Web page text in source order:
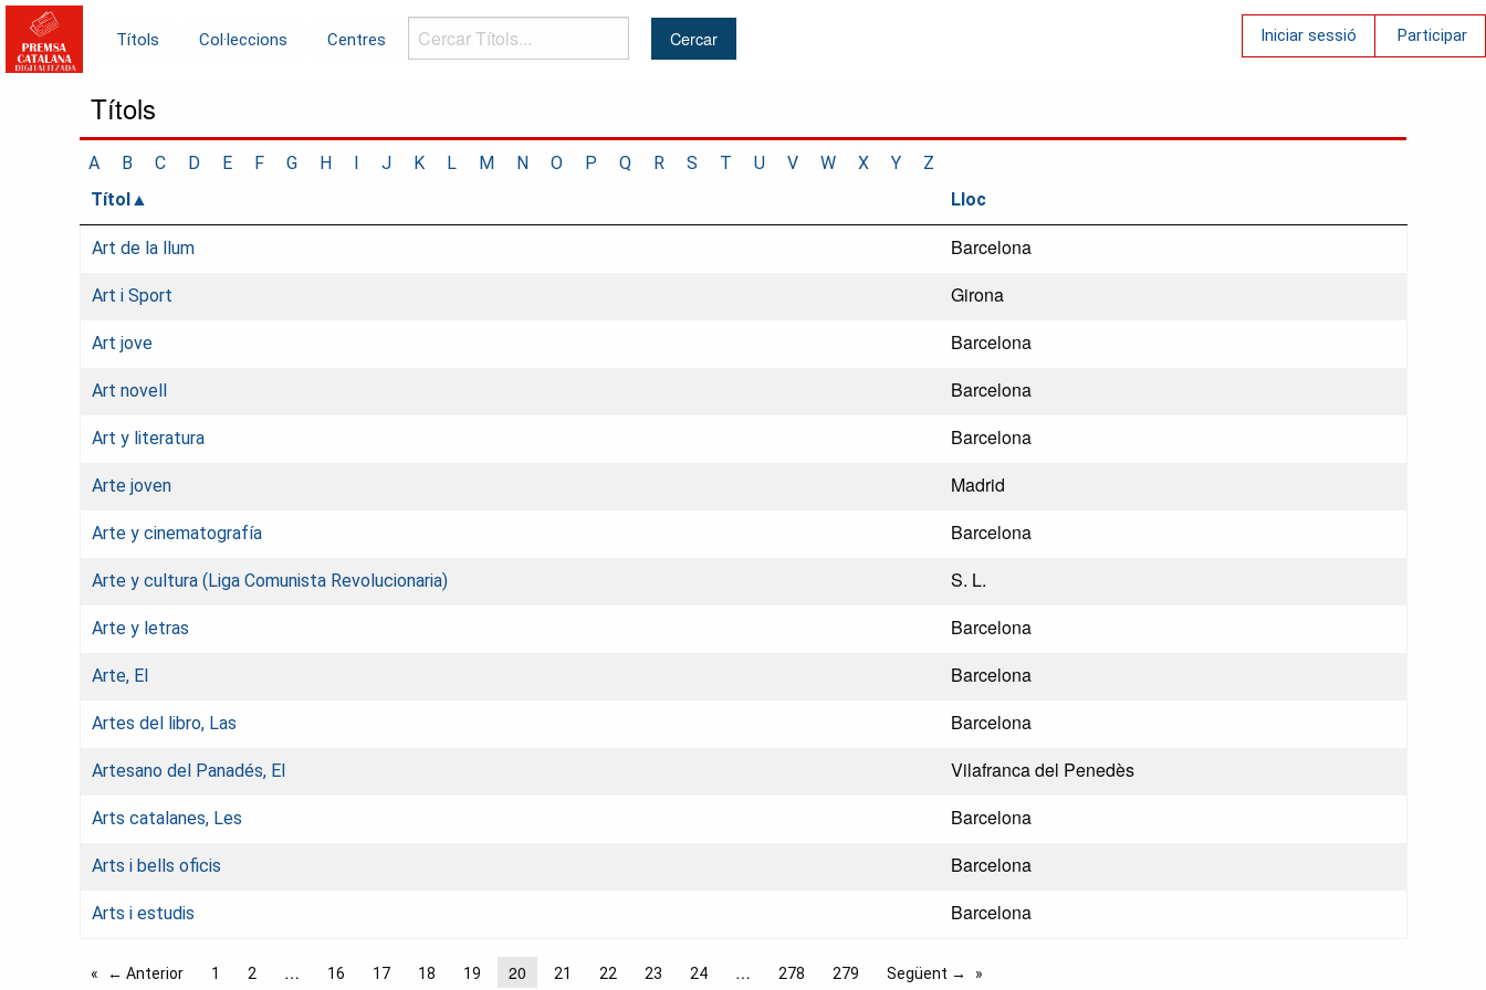
Títols Col·leccions Centres
Cercar
Títols...
Iniciar sessió Participar
Títols
A B C D E F G H I J K L M N O P Q R S T U V W X Y
Z
Títol
Lloc
Art de la llum Barcelona
Art i Sport Girona
Art jove Barcelona
Art novell Barcelona
Art y literatura Barcelona
Arte joven Madrid
Arte y cinematografía Barcelona
Arte y cultura (Liga Comunista Revolucionaria) S. L.
Arte y letras Barcelona
Arte, El Barcelona
Artes del libro, Las Barcelona
Artesano del Panadés, El Vilafranca del Penedès
Arts catalanes, Les Barcelona
Arts i bells oficis Barcelona
Arts i estudis Barcelona
← Anterior 1 2 16 17 18 19 20 21 22 23 24 278 279 Següent →